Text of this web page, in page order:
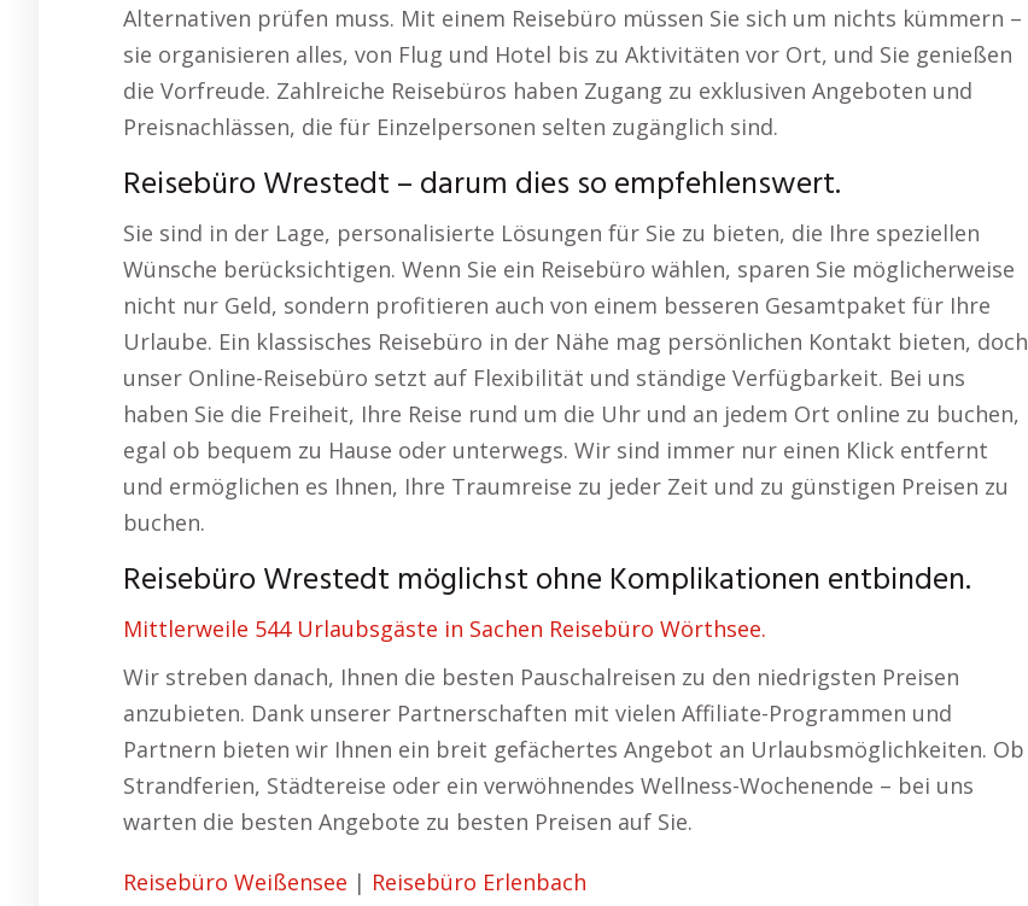
Alternativen prüfen muss. Mit einem Reisebüro müssen Sie sich um nichts kümmern –
sie organisieren alles, von Flug und Hotel bis zu Aktivitäten vor Ort, und Sie genießen
die Vorfreude. Zahlreiche Reisebüros haben Zugang zu exklusiven Angeboten und
Preisnachlässen, die für Einzelpersonen selten zugänglich sind.
Reisebüro Wrestedt – darum dies so empfehlenswert.
Sie sind in der Lage, personalisierte Lösungen für Sie zu bieten, die Ihre speziellen
Wünsche berücksichtigen. Wenn Sie ein Reisebüro wählen, sparen Sie möglicherweise
nicht nur Geld, sondern profitieren auch von einem besseren Gesamtpaket für Ihre
Urlaube. Ein klassisches Reisebüro in der Nähe mag persönlichen Kontakt bieten, doch
unser Online-Reisebüro setzt auf Flexibilität und ständige Verfügbarkeit. Bei uns
haben Sie die Freiheit, Ihre Reise rund um die Uhr und an jedem Ort online zu buchen,
egal ob bequem zu Hause oder unterwegs. Wir sind immer nur einen Klick entfernt
und ermöglichen es Ihnen, Ihre Traumreise zu jeder Zeit und zu günstigen Preisen zu
buchen.
Reisebüro Wrestedt möglichst ohne Komplikationen entbinden.
Mittlerweile 544 Urlaubsgäste in Sachen Reisebüro Wörthsee.
Wir streben danach, Ihnen die besten Pauschalreisen zu den niedrigsten Preisen
anzubieten. Dank unserer Partnerschaften mit vielen Affiliate-Programmen und
Partnern bieten wir Ihnen ein breit gefächertes Angebot an Urlaubsmöglichkeiten. Ob
Strandferien, Städtereise oder ein verwöhnendes Wellness-Wochenende – bei uns
warten die besten Angebote zu besten Preisen auf Sie.
Reisebüro Weißensee | Reisebüro Erlenbach